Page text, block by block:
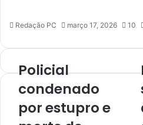
Redação PC março 17, 2026 10
Policial
condenado
por estupro e